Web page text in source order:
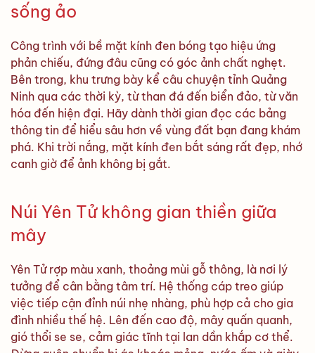
sống ảo
Công trình với bề mặt kính đen bóng tạo hiệu ứng
phản chiếu, đứng đâu cũng có góc ảnh chất nghẹt.
Bên trong, khu trưng bày kể câu chuyện tỉnh Quảng
Ninh qua các thời kỳ, từ than đá đến biển đảo, từ văn
hóa đến hiện đại. Hãy dành thời gian đọc các bảng
thông tin để hiểu sâu hơn về vùng đất bạn đang khám
phá. Khi trời nắng, mặt kính đen bắt sáng rất đẹp, nhớ
canh giờ để ảnh không bị gắt.
Núi Yên Tử không gian thiền giữa
mây
Yên Tử rợp màu xanh, thoảng mùi gỗ thông, là nơi lý
tưởng để cân bằng tâm trí. Hệ thống cáp treo giúp
việc tiếp cận đỉnh núi nhẹ nhàng, phù hợp cả cho gia
đình nhiều thế hệ. Lên đến cao độ, mây quấn quanh,
gió thổi se se, cảm giác tĩnh tại lan dần khắp cơ thể.